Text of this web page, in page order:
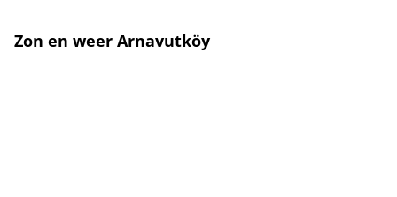
Zon en weer Arnavutköy